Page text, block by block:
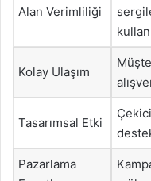
Alan Verimliliği
Kolay Ulaşım
Tasarımsal Etki
Pazarlama